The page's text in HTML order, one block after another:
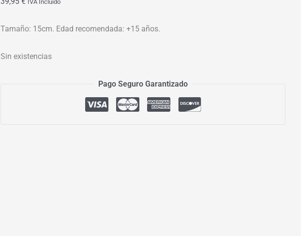
IVA Incluído
Tamaño: 15cm. Edad recomendada: +15 años.
Sin existencias
Pago Seguro Garantizado